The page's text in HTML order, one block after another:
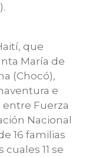
).
que
María de
(Chocó),
e
Fuerza
Nacional
16 familias
11 se